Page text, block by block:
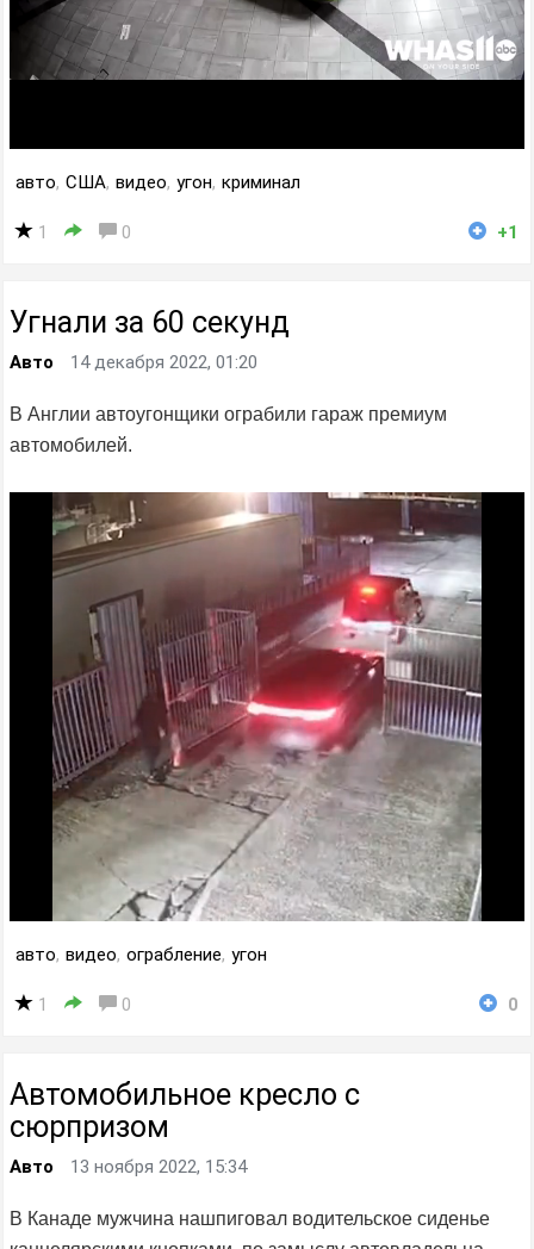
авто, США, видео, угон, криминал
1 0 +1
Угнали за 60 секунд
Авто 14 декабря 2022, 01:20
В Англии автоугонщики ограбили гараж премиум
автомобилей.
авто, видео, ограбление, угон
1 0 0
Автомобильное кресло с
сюрпризом
Авто 13 ноября 2022, 15:34
В Канаде мужчина нашпиговал водительское сиденье